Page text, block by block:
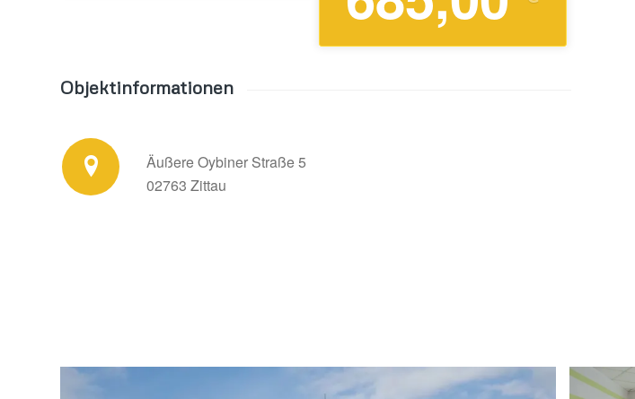
Objektinformationen
Äußere Oybiner Straße 5
02763 Zittau